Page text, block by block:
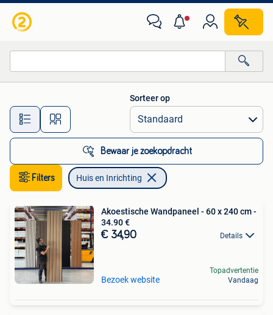
Alle afstanden…
Sorteer op
Bewaar je zoekopdracht
Filters Huis en Inrichting
Akoestische Wandpaneel - 60 x 240 cm -
34.90 €
€ 34,90 Details
Bezoek website
Topadvertentie
Vandaag